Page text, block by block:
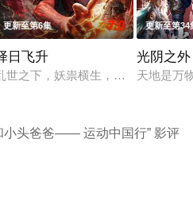
妹"一跃成为肩负责任的"大姐姐"，
更新至第6集 7.0
日飞升
世之下，妖祟横生，奸佞当道。又
更新至第34
光阴之外
天地是万
小头爸爸—— 运动中国行” 影评